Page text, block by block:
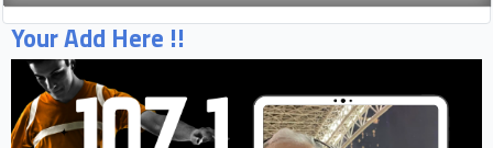
Your Add Here !!